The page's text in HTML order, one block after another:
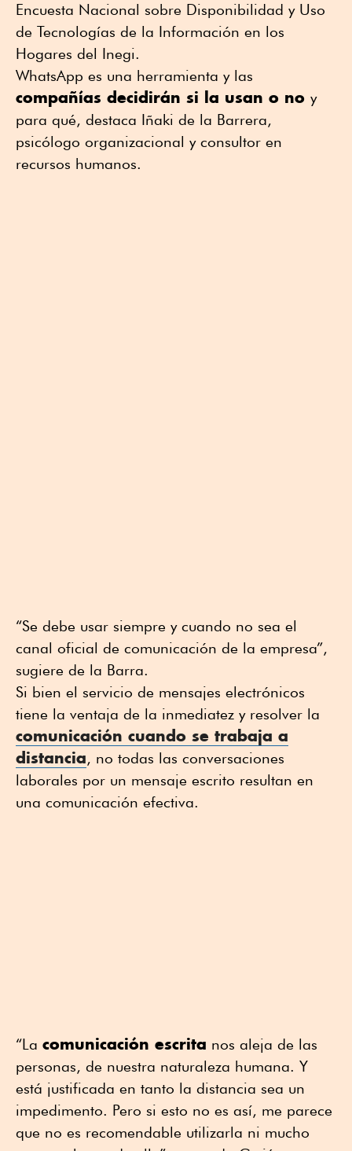
Encuesta Nacional sobre Disponibilidad y Uso
de Tecnologías de la Información en los
Hogares del Inegi.
WhatsApp es una herramienta y las
compañías decidirán si la usan o no y
para qué, destaca Iñaki de la Barrera,
psicólogo organizacional y consultor en
recursos humanos.
“Se debe usar siempre y cuando no sea el
canal oficial de comunicación de la empresa”,
sugiere de la Barra.
Si bien el servicio de mensajes electrónicos
tiene la ventaja de la inmediatez y resolver la
comunicación cuando se trabaja a
distancia, no todas las conversaciones
laborales por un mensaje escrito resultan en
una comunicación efectiva.
“La comunicación escrita nos aleja de las
personas, de nuestra naturaleza humana. Y
está justificada en tanto la distancia sea un
impedimento. Pero si esto no es así, me parece
que no es recomendable utilizarla ni mucho